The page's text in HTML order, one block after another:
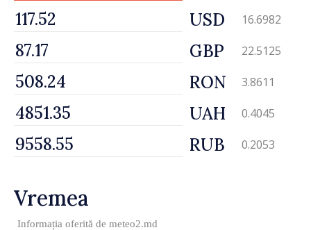
USD 16.6982
GBP 22.5125
RON 3.8611
UAH 0.4045
RUB 0.2053
Vremea
Informația oferită de meteo2.md